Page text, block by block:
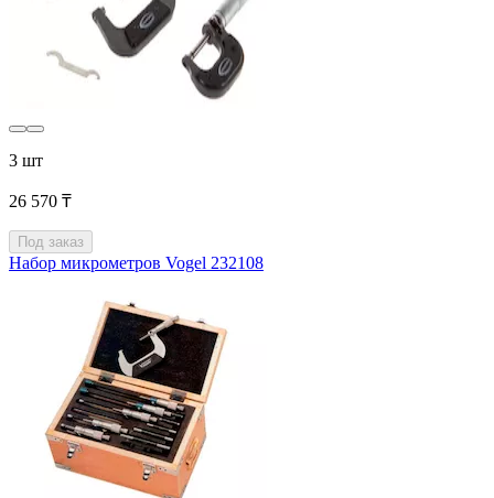
3 шт
26 570 ₸
Под заказ
Набор микрометров Vogel 232108